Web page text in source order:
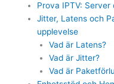
Prova IPTV:
Jitter, Latens och
upplevelse
Vad är Latens?
Vad är Jitter?
Vad är